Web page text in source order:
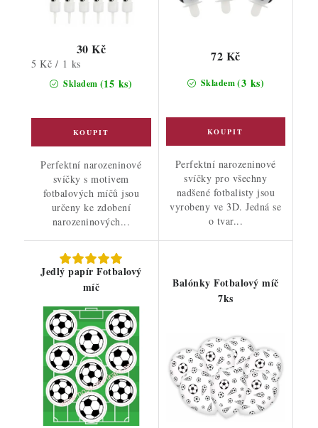
Skladem (15 ks)
30 Kč
Měrná
cena:
5 Kč / 1 ks
Perfektní narozeninové
svíčky s motivem
fotbalových míčů jsou
určeny ke zdobení
narozeninových...
Skladem(3 ks)
72 Kč
Perfektní narozeninové
svíčky pro všechny
nadšené fotbalisty jsou
vyrobeny ve 3D. Jedná se
o tvar...
Jedlý papír Fotbalový
míč
Balónky Fotbalový míč
7ks